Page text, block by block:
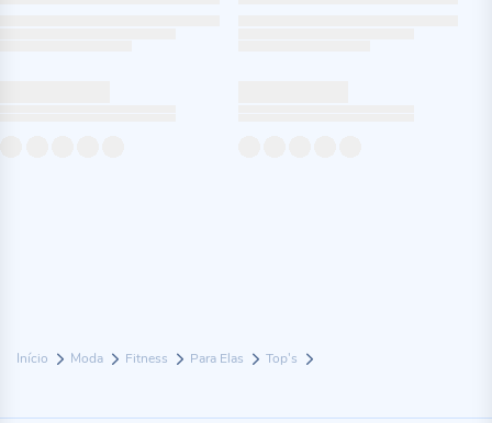
Início Moda Fitness Para Elas Top's